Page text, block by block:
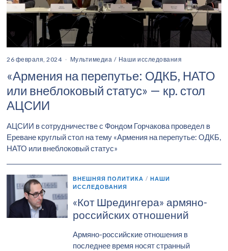
26 февраля, 2024 Мультимедиа / Наши исследования
«Армения на перепутье: ОДКБ, НАТО
или внеблоковый статус» — кр. стол
АЦСИИ
АЦСИИ в сотрудничестве с Фондом Горчакова проведел в
Ереване круглый стол на тему «Армения на перепутье: ОДКБ,
НАТО или внеблоковый статус»
ВНЕШНЯЯ ПОЛИТИКА / НАШИ
ИССЛЕДОВАНИЯ
«Кот Шредингера» армяно-
российских отношений
Армяно-российские отношения в
последнее время носят странный